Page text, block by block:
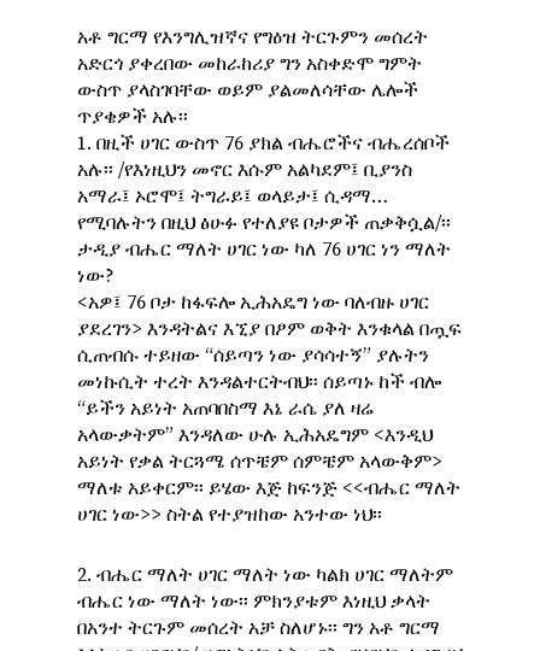
አቶ ግርማ የእንግሊዝኛና የግዕዝ ትርጉምን መሰረት
አድርጎ ያቀረበው መከራከሪያ ግን አስቀድሞ ግምት
ውስጥ ያላስገባቸው ወይም ያልመለሳቸው ሌሎች
ጥያቄዎች አሉ፡፡
1. በዚች ሀገር ውስጥ 76 ያክል ብሔሮችና ብሔረሰቦች
አሉ፡፡ /የእነዚህን መኖር እሱም አልካደም፤ ቢያንስ
አማራ፤ ኦሮሞ፤ ትግራይ፤ ወላይታ፤ ሲዳማ…
የሚባሉትን በዚህ ፅሁፉ የተለያዩ ቦታዎች ጠቃቅሷል/፡፡
ታዲያ ብሔር ማለት ሀገር ነው ካለ 76 ሀገር ነን ማለት
ነው?
<አዎ፤ 76 ቦታ ከፋፍሎ ኢሕአዴግ ነው ባለብዙ ሀገር
ያደረገን> እንዳትልና እኚያ በፆም ወቅት እንቁላል በጧፍ
ሲጠብሱ ተይዘው “ሰይጣን ነው ያሳሳተኝ” ያሉትን
መነኩሲት ተረት እንዳልተርትብህ፡፡ ሰይጣኑ ከች ብሎ
“ይችን አይነት አጠባበስማ እኔ ራሴ ያለ ዛሬ
አላውቃትም” እንዳለው ሁሉ ኢሕአዴግም <እንዲህ
አይነት የቃል ትርጓሜ ሰጥቼም ሰምቼም አላውቅም>
ማለቱ አይቀርም፡፡ ይሄው እጅ ከፍንጅ <<ብሔር ማለት
ሀገር ነው>> ስትል የተያዝከው አንተው ነህ፡፡
2. ብሔር ማለት ሀገር ማለት ነው ካልክ ሀገር ማለትም
ብሔር ነው ማለት ነው፡፡ ምክንያቱም እነዚህ ቃላት
በአንተ ትርጉም መሰረት አቻ ስለሆኑ፡፡ ግን አቶ ግርማ